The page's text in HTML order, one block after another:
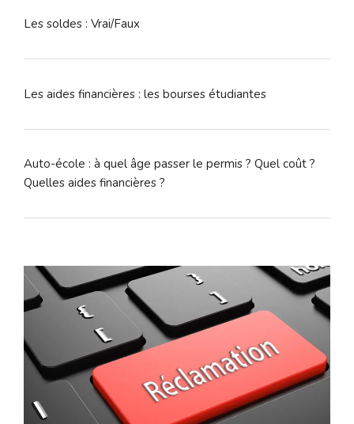
Les soldes : Vrai/Faux
Les aides financières : les bourses étudiantes
Auto-école : à quel âge passer le permis ? Quel coût ?
Quelles aides financières ?